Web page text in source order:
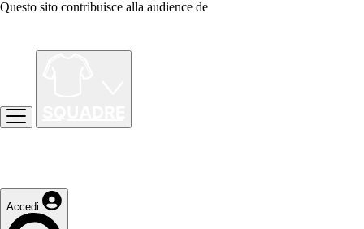
Questo sito contribuisce alla audience de
Accedi